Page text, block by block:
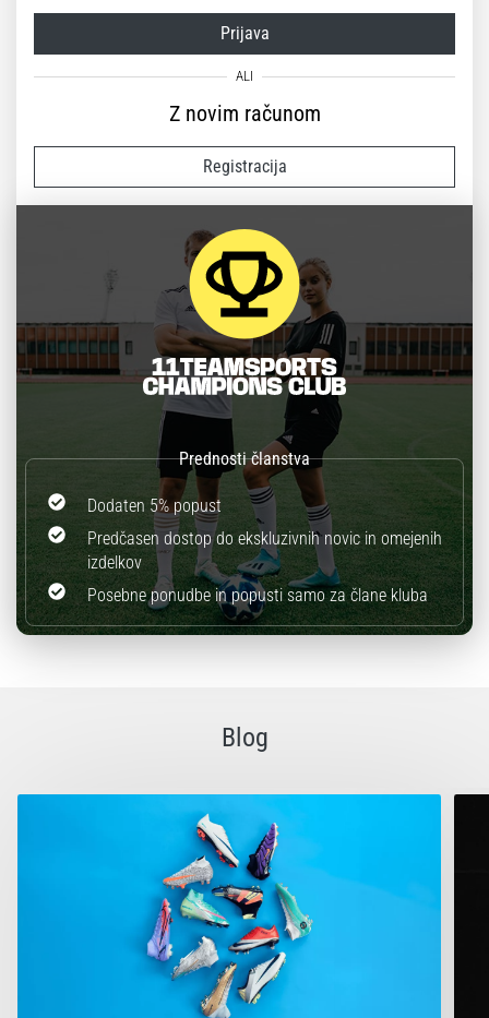
Prijava
Z novim računom
Registracija
Dodaten 5% popust
Predčasen dostop do ekskluzivnih novic in omejenih
izdelkov
Posebne ponudbe in popusti samo za člane kluba
Blog